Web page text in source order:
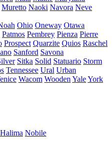
Muretto Naoki Navora Neve
Ohio Oneway Otawa
Patmos Pembrey Pienza Pierre
Prospect Quarzite Quios Raschel
Sanford Savona
Sitka Solid Statuario Storm
Tennessee Ural Urban
Wacom Wooden YaleYork
Halima Nobile